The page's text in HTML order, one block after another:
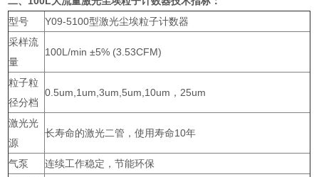
型号
Y09-5100型激光尘埃粒子计数器
采样流
量
100L/min ±5% (3.53CFM)
粒子粒
径分档
0.5um,1um,3um,5um,10um，25um
激光光
源
长寿命的激光二管，使用寿命10年
气泵
连续工作稳定，节能环保